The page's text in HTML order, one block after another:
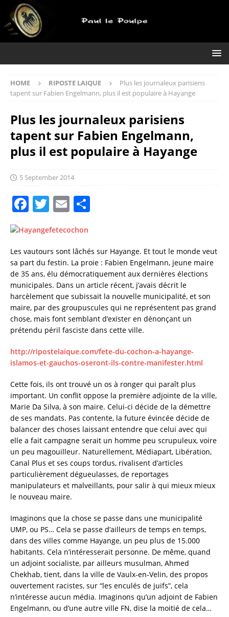
HOME RIPOSTE LAIQUE
Plus les journaleux parisiens
tapent sur Fabien Engelmann, plus il est populaire à Hayange
Plus les journaleux parisiens
tapent sur Fabien Engelmann,
plus il est populaire à Hayange
5 September 2014
F
c
e
b
o
o
k
T
it
te
r
E
ai
l re
Les vautours sont lâchés sur Hayange. Et tout le monde veut
sa part du festin. La proie : Fabien Engelmann, jeune maire
de 35 ans, élu démocratiquement aux dernières élections
municipales. Dans un article récent, j’avais décrit le
harcèlement que subissait la nouvelle municipalité, et son
maire, par des groupuscules qui ne représentent pas grand
chose, mais font semblant d’exister en dénonçant un
prétendu péril fasciste dans cette ville.
http://ripostelaique.com/fete-du-cochon-a-hayange-
islamos-et-gauchos-oseront-ils-contre-manifester.html
Cette fois, ils ont trouvé un os à ronger qui paraît plus
important. Un conflit oppose la première adjointe de la ville,
Marie Da Silva, à son maire. Celui-ci décide de la démettre
de ses mandats. Pas contente, la future évincée décide de
balancer des choses laissant entendre que celui avec qui
elle a fait campagne serait un homme peu scrupuleux, voire
un peu magouilleur. Naturellement, Médiapart, Libération,
Canal Plus et ses coups tordus, rivalisent d’articles
particulièrement dégueulasses, de reportages
manipulateurs et malveillants, pour salir à qui mieux mieux
le nouveau maire.
Imaginons que la chose se passe dans une municipalité
UMP, ou PS… Cela se passe d’ailleurs de temps en temps,
dans des villes comme Hayange, un peu plus de 15.000
habitants. Cela n’intéresserait personne. De même, quand
un adjoint socialiste, par ailleurs musulman, Ahmed
Chekhab, tient, dans la ville de Vaulx-en-Velin, des propos
ouvertement racistes, sur “les enculés de juifs”, cela
n’intéresse aucun média. Imaginons qu’un adjoint de Fabien
Engelmann, ou d’une autre ville FN, dise la moitié de cela…